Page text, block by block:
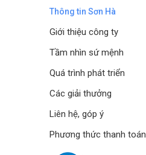
Thông tin Sơn Hà
Giới thiệu công ty
Tầm nhìn sứ mệnh
Quá trình phát triển
Các giải thưởng
Liên hệ, góp ý
Phương thức thanh toán